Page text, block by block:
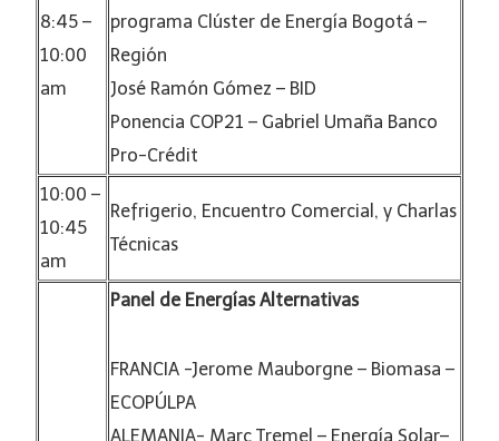
8:45 –
10:00
am
programa Clúster de Energía Bogotá –
Región
José Ramón Gómez – BID
Ponencia COP21 – Gabriel Umaña Banco
Pro-Crédit
10:00 –
10:45
am
Refrigerio, Encuentro Comercial, y Charlas
Técnicas
Panel de Energías Alternativas
FRANCIA -Jerome Mauborgne – Biomasa –
ECOPÚLPA
ALEMANIA- Marc Tremel – Energía Solar–